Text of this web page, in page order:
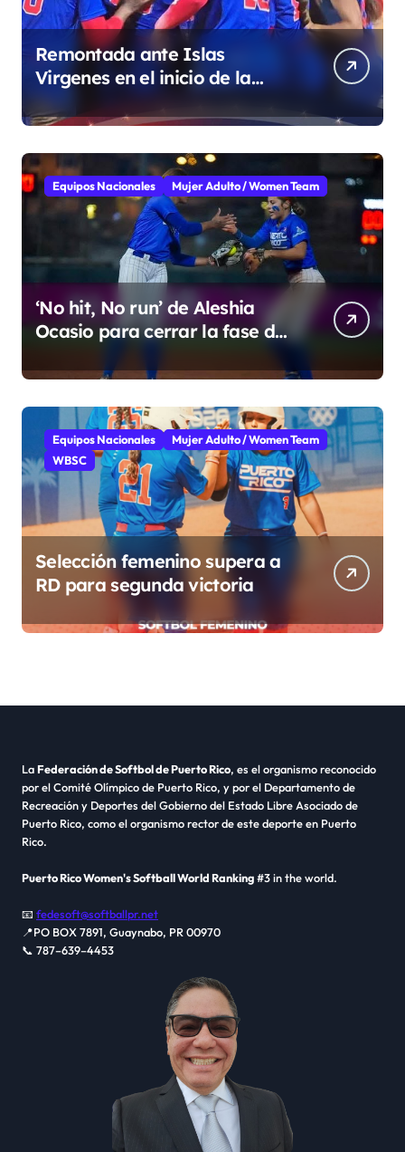
Remontada ante Islas
Virgenes en el inicio de la
Super Ronda
Equipos Nacionales Mujer Adulto / Women Team
‘No hit, No run’ de Aleshia
Ocasio para cerrar la fase de
Equipos Nacionales
Mujer Adulto / Women Team
WBSC
Selección femenino supera a
RD para segunda victoria
LaFederación de Softbol de Puerto Rico, es el organismo reconocido
por el Comité Olímpico de Puerto Rico, y por el Departamento de
Recreación y Deportes del Gobierno del Estado Libre Asociado de
Puerto Rico, como el organismo rector de este deporte en Puerto
Rico.
Puerto Rico Women's Softball World Ranking#3 in the world.
📧 fedesoft@softballpr.net
📍PO BOX 7891, Guaynabo, PR 00970
📞 787–639–4453